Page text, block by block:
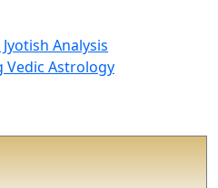
Analysis
Vedic Astrology